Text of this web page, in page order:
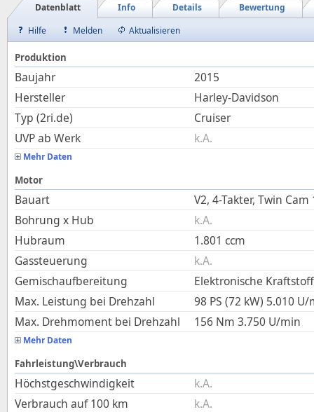
Bewertung
Details
Info
Datenblatt
Hilfe
Melden Aktualisieren
Produktion
Baujahr
2015
Hersteller
Harley-Davidson
Typ (2ri.de)
Cruiser
UVP ab Werk
k.A.
Mehr Daten
Motor
Bauart
V2, 4-Takter, Twin Cam
Bohrung x Hub
k.A.
Hubraum
1.801 ccm
Gassteuerung
k.A.
Gemischaufbereitung
Elektronische
Max. Leistung bei Drehzahl
98 PS (72 kW) 5.010 U/
Max. Drehmoment bei Drehzahl
156 Nm 3.750 U/min
Mehr Daten
Fahrleistung\Verbrauch
Höchstgeschwindigkeit
k.A.
Verbrauch auf 100 km
k.A.